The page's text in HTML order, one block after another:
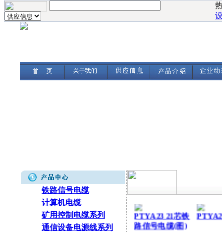
铁路信号电缆
计算机电缆
矿用控制电缆系列
通信设备电源线系列
行车控制电缆-带 屏蔽
音频电缆-HYA
铁路
HYY32 HYYC
(图)
PTYA23 21芯铁
路信号电缆(图)